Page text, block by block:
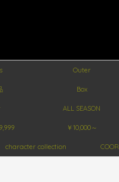
Outer
Box
ALL SEASON
￥10,000～
character collection